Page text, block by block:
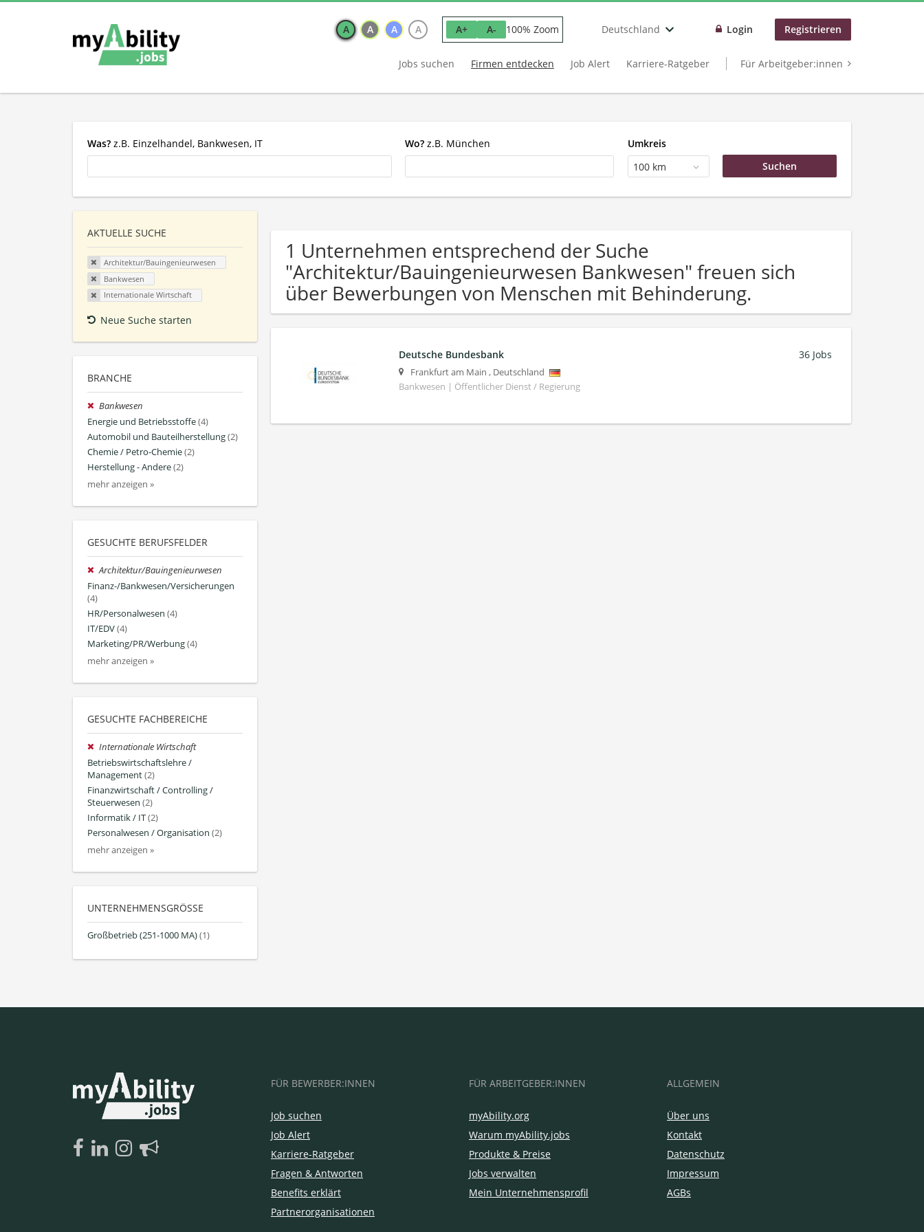
A A A A A+ A- 100% Zoom Deutschland Login Registrieren
Jobs suchen Firmen entdecken Job Alert Karriere-Ratgeber Für Arbeitgeber:innen
Was? z.B. Einzelhandel, Bankwesen, IT Wo? z.B. München
Umkreis
100 km
AKTUELLE SUCHE
Architektur/Bauingenieurwesen
Bankwesen
Internationale Wirtschaft
Neue Suche starten
BRANCHE
Bankwesen
Energie und Betriebsstoffe(4)
Automobil und Bauteilherstellung(2)
Chemie / Petro-Chemie(2)
Herstellung - Andere(2)
mehr anzeigen »
GESUCHTE BERUFSFELDER
Architektur/Bauingenieurwesen
Finanz-/Bankwesen/Versicherungen
(4)
HR/Personalwesen (4)
IT/EDV(4)
Marketing/PR/Werbung(4)
mehr anzeigen »
GESUCHTE FACHBEREICHE
Internationale Wirtschaft
Betriebswirtschaftslehre /
Management(2)
Finanzwirtschaft / Controlling /
Steuerwesen (2)
Informatik / IT(2)
Personalwesen / Organisation (2)
mehr anzeigen »
UNTERNEHMENSGRÖSSE
Großbetrieb (251-1000 MA)(1)
1 Unternehmen entsprechend der Suche
"Architektur/Bauingenieurwesen Bankwesen" freuen sich
über Bewerbungen von Menschen mit Behinderung.
Deutsche Bundesbank
Frankfurt am Main , Deutschland
Bankwesen | Öffentlicher Dienst / Regierung
36 Jobs
FÜR BEWERBER:INNEN
Job suchen
Job Alert
Karriere-Ratgeber
Fragen & Antworten
Benefits erklärt
Partnerorganisationen
FÜR ARBEITGEBER:INNEN
myAbility.org
Warum myAbility.jobs
Produkte & Preise
Jobs verwalten
Mein Unternehmensprofil
ALLGEMEIN
Über uns
Kontakt
Datenschutz
Impressum
AGBs